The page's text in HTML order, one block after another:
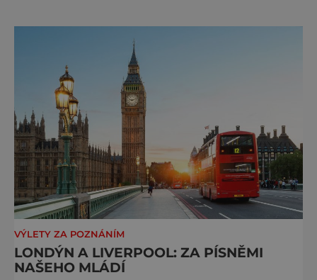
VÝLETY ZA POZNÁNÍM
LONDÝN A LIVERPOOL: ZA PÍSNĚMI
NAŠEHO MLÁDÍ